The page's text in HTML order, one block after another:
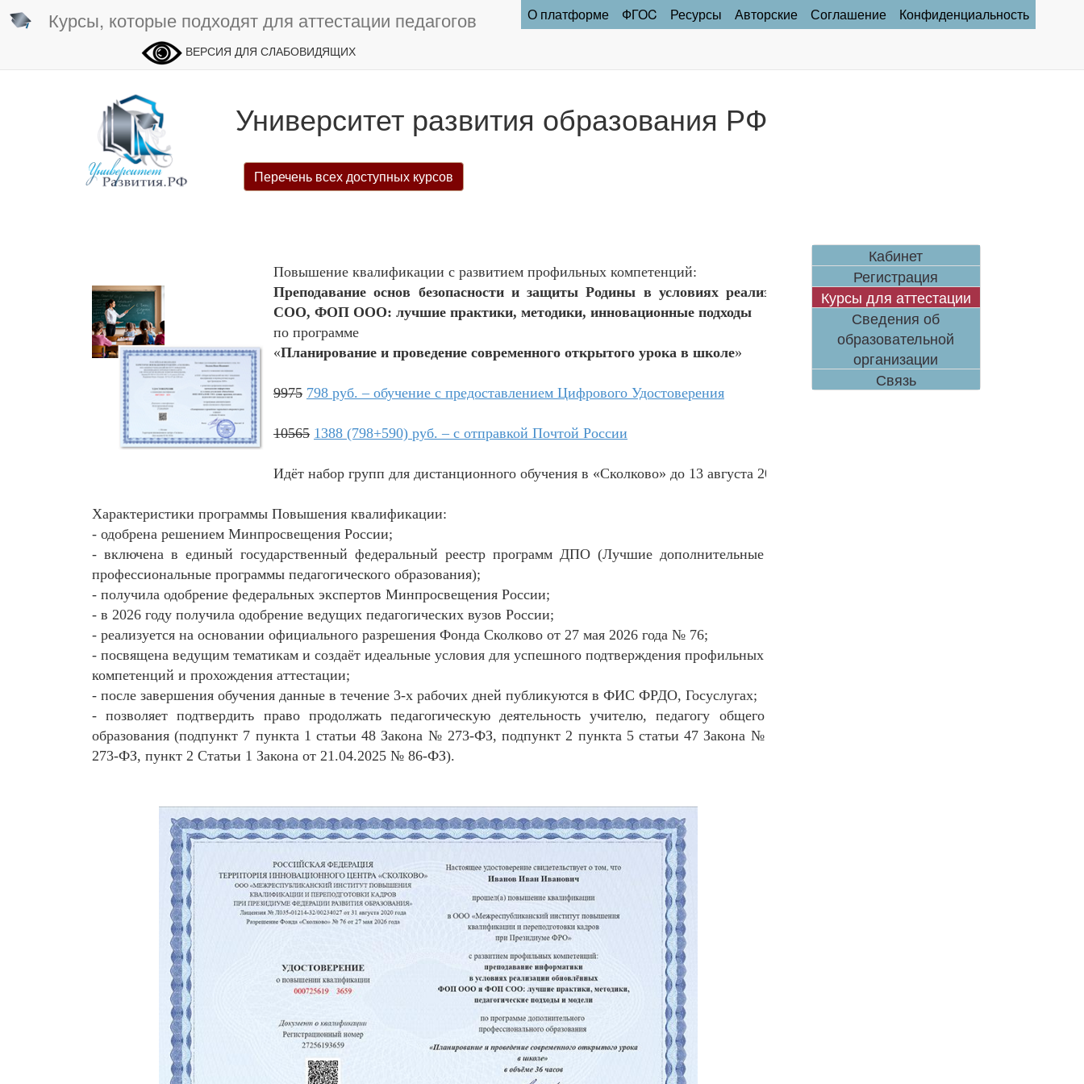
Курсы, которые подходят для аттестации педагогов
ВЕРСИЯ ДЛЯ СЛАБОВИДЯЩИХ
О платформе ФГОC Ресурсы Авторские Соглашение Конфиденциальность
Университет развития образования РФ
Перечень всех доступных курсов
Повышение квалификации с развитием профильных компетенций:
Преподавание основ безопасности и защиты Родины в условиях реализации обновлённых ФОП
СОО, ФОП ООО: лучшие практики, методики, инновационные подходы
по программе
«Планирование и проведение современного открытого урока в школе»
9975 798 руб. – обучение с предоставлением Цифрового Удостоверения
10565 1388 (798+590) руб. – с отправкой Почтой России
Идёт набор групп для дистанционного обучения в «Сколково» до 13 августа 2026 года
Характеристики программы Повышения квалификации:
- одобрена решением Минпросвещения России;
- включена в единый государственный федеральный реестр программ ДПО (Лучшие дополнительные
профессиональные программы педагогического образования);
- получила одобрение федеральных экспертов Минпросвещения России;
- в 2026 году получила одобрение ведущих педагогических вузов России;
- реализуется на основании официального разрешения Фонда Сколково от 27 мая 2026 года № 76;
- посвящена ведущим тематикам и создаёт идеальные условия для успешного подтверждения профильных
компетенций и прохождения аттестации;
- после завершения обучения данные в течение 3-х рабочих дней публикуются в ФИС ФРДО, Госуслугах;
- позволяет подтвердить право продолжать педагогическую деятельность учителю, педагогу общего
образования (подпункт 7 пункта 1 статьи 48 Закона № 273-ФЗ, подпункт 2 пункта 5 статьи 47 Закона №
273-ФЗ, пункт 2 Статьи 1 Закона от 21.04.2025 № 86-ФЗ).
Кабинет
Регистрация
Курсы для аттестации
Сведения об
образовательной
организации
Связь